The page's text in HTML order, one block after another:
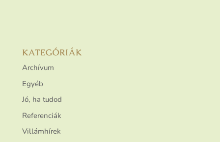
KATEGÓRIÁK
Archívum
Egyéb
Jó, ha tudod
Referenciák
Villámhírek